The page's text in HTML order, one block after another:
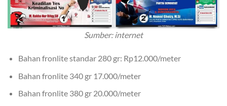
Sumber: internet
Bahan fronlite standar 280 gr: Rp12.000/meter
Bahan fronlite 340 gr 17.000/meter
Bahan fronlite 380 gr 20.000/meter